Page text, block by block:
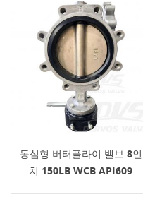
동심형 버터플라이 밸브 8인
치 150LB WCB API609